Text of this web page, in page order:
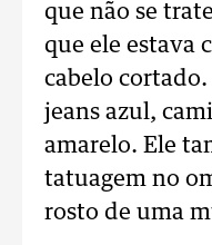
que não se
que ele estava
cabelo
jeans azul,
amarelo. Ele
tatuagem no
rosto de uma